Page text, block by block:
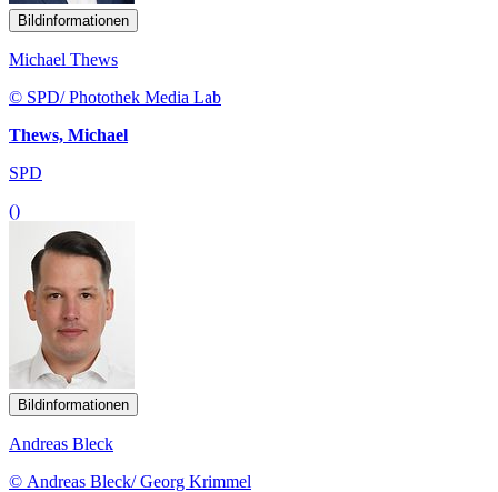
Bildinformationen
Michael Thews
© SPD/ Photothek Media Lab
Thews, Michael
SPD
()
Bildinformationen
Andreas Bleck
© Andreas Bleck/ Georg Krimmel